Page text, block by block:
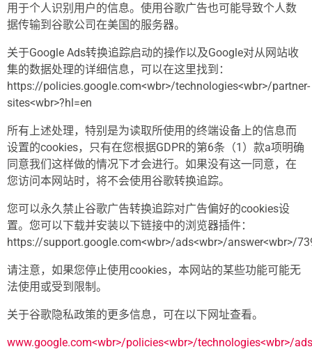
用于个人识别用户的信息。使用谷歌广告也可能导致个人数
据传输到谷歌公司在美国的服务器。
关于Google Ads转换追踪启动的操作以及Google对从网站收
集的数据处理的详细信息，可以在这里找到：
https://policies.google.com<wbr>/technologies<wbr>/partner-
sites<wbr>?hl=en
所有上述处理，特别是为读取所使用的终端设备上的信息而
设置的cookies，只有在您根据GDPR的第6条（1）款a项明确
同意我们这样做的情况下才会进行。如果没有这一同意，在
您访问本网站时，将不会使用谷歌转换追踪。
您可以永久禁止谷歌广告转换追踪对广告偏好的cookies设
置。您可以下载并安装以下链接中的浏览器插件：
https://support.google.com<wbr>/ads<wbr>/answer<wbr>/
请注意，如果您停止使用cookies，本网站的某些功能可能无
法使用或受到限制。
关于谷歌隐私政策的更多信息，可在以下网址查看。
www.google.com<wbr>/policies<wbr>/technologies<wbr>/